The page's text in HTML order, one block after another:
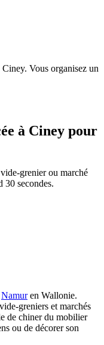
Vous organisez un
à Ciney pour
grenier ou marché
30 secondes.
Namur en Wallonie.
greniers et marchés
de chiner du mobilier
ou de décorer son